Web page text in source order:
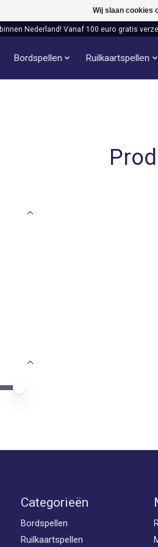
Nederland! Vanaf 100 euro gratis
Bordspellen Ruilkaartspellen
Categorieën
Bordspellen
Ruilkaartspellen
Wij slaan cookies